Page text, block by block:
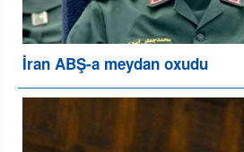
İran ABŞ-a meydan oxudu